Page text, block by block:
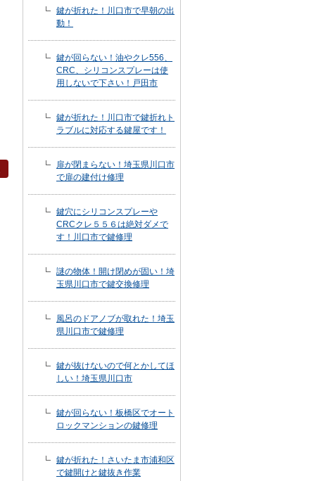
鍵が折れた！川口市で早朝の出
動！
鍵が回らない！油やクレ556、
CRC、シリコンスプレーは使
用しないで下さい！戸田市
鍵が折れた！川口市で鍵折れト
ラブルに対応する鍵屋です！
扉が閉まらない！埼玉県川口市
で扉の建付け修理
鍵穴にシリコンスプレーや
CRCクレ５５６は絶対ダメで
す！川口市で鍵修理
謎の物体！開け閉めが固い！埼
玉県川口市で鍵交換修理
風呂のドアノブが取れた！埼玉
県川口市で鍵修理
鍵が抜けないので何とかしてほ
しい！埼玉県川口市
鍵が回らない！板橋区でオート
ロックマンションの鍵修理
鍵が折れた！さいたま市浦和区
で鍵開けと鍵抜き作業